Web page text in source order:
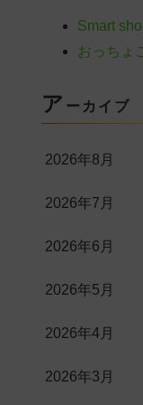
Smart
おっちょ
ア ーカイブ
2026年8月
2026年7月
2026年6月
2026年5月
2026年4月
2026年3月